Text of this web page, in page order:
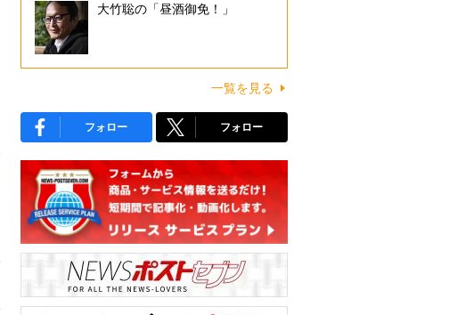
大竹聡の「昼酒御免！」
一覧を見る
フォロー フォロー